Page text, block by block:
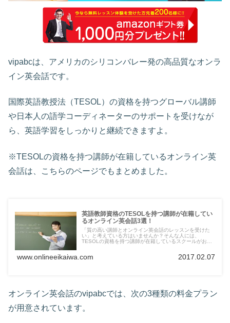
vipabcは、アメリカのシリコンバレー発の高品質なオンラ
イン英会話です。
国際英語教授法（TESOL）の資格を持つグローバル講師
や日本人の語学コーディネーターのサポートを受けなが
ら、英語学習をしっかりと継続できますよ。
※TESOLの資格を持つ講師が在籍しているオンライン英
会話は、こちらのページでもまとめました。
英語教師資格のTESOLを持つ講師が在籍してい
るオンライン英会話3選！
「質の高い講師とオンライン英会話のレッスンを受けた
い」と考えている方はいませんか？そんな人には、
TESOLの資格を持つ講師が在籍しているスクールがおす
イン英会話選びの参考にしてみてください。
www.onlineeikaiwa.com 2017.02.07
オンライン英会話のvipabcでは、次の3種類の料金プラン
が用意されています。